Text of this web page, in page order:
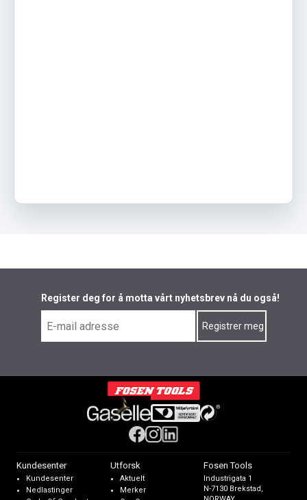
Register deg for å motta vårt nyhetsbrev nå du også!
Kundesenter
Kundesenter
Nedlastinger
Utforsk
Aktuelt
Merker
Fosen Tools
Industrigata 1
N-7130 Brekstad,